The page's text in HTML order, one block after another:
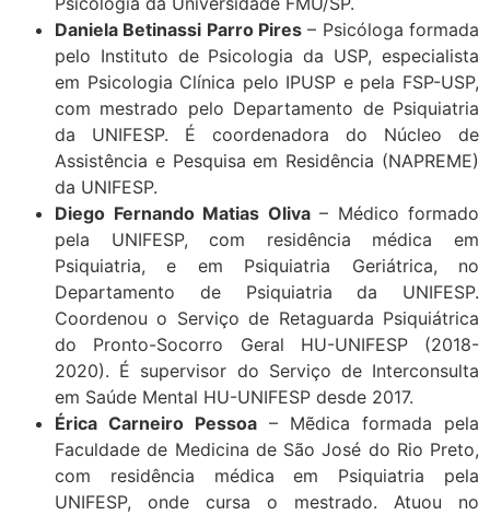
Daniela Betinassi Parro Pires – Psicóloga formada
pelo Instituto de Psicologia da USP, especialista
em Psicologia Clínica pelo IPUSP e pela FSP-USP,
com mestrado pelo Departamento de Psiquiatria
da UNIFESP. É coordenadora do Núcleo de
Assistência e Pesquisa em Residência (NAPREME)
da UNIFESP.
Diego Fernando Matias Oliva– Médico formado
pela UNIFESP, com residência médica em
Psiquiatria, e em Psiquiatria Geriátrica, no
Departamento de Psiquiatria da UNIFESP.
Coordenou o Serviço de Retaguarda Psiquiátrica
do Pronto-Socorro Geral HU-UNIFESP (2018-
2020). É supervisor do Serviço de Interconsulta
em Saúde Mental HU-UNIFESP desde 2017.
Érica Carneiro Pessoa – Mẽdica formada pela
Faculdade de Medicina de São José do Rio Preto,
com residência médica em Psiquiatria pela
UNIFESP, onde cursa o mestrado. Atuou no